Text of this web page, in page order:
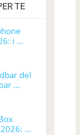
TE
i …
del
…
…